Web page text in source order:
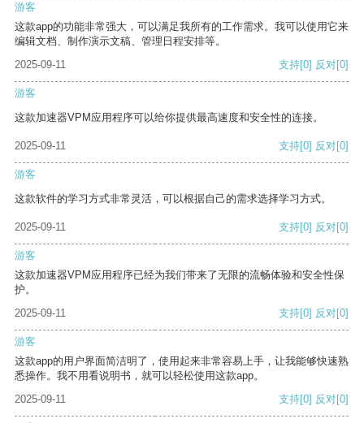
游客
这款app的功能非常强大，可以满足我所有的工作需求。我可以使用它来
编辑文档、制作演示文稿、管理日程安排等。
2025-09-11
支持[0] 反对[0]
游客
这款加速器VPM应用程序可以给你提供最高速度和安全性的连接。
2025-09-11 支持[0] 反对[0]
游客
这款软件的学习方式非常灵活，可以根据自己的需求选择学习方式。
2025-09-11 支持[0] 反对[0]
游客
这款加速器VPM应用程序已经为我们带来了无限的流畅体验和安全性保
护。
2025-09-11
支持[0] 反对[0]
游客
这款app的用户界面简洁明了，使用起来非常容易上手，让我能够快速熟
悉操作。我不用看说明书，就可以轻松使用这款app。
2025-09-11
支持[0] 反对[0]